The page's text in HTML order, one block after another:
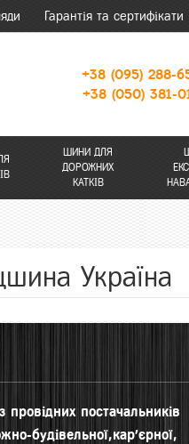
Гарантія та сертифікати
+38 (095) 288-
+38 (050) 381-
ШИНИ ДЛЯ
ДОРОЖНИХ
КАТКІВ
Україна
постачальників
будівельної,кар'єрної,